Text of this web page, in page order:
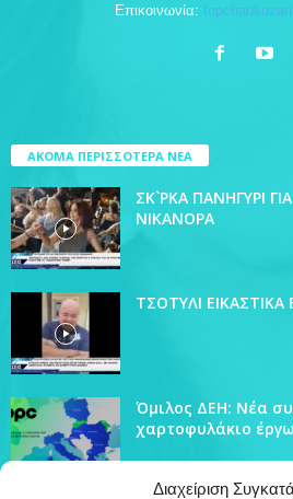
Διαχείριση
Επικοινωνία:
ΑΚΟΜΑ ΠΕΡΙΣΣΟΤΕΡΑ ΝΕΑ
ΣΚ`ΡΚΑ ΠΑΝΗΓΥΡΙ
ΝΙΚΑΝΟΡΑ
ΤΣΟΤΥΛΙ
Όμιλος ΔΕΗ: Νέα
χαρτοφυλάκιο